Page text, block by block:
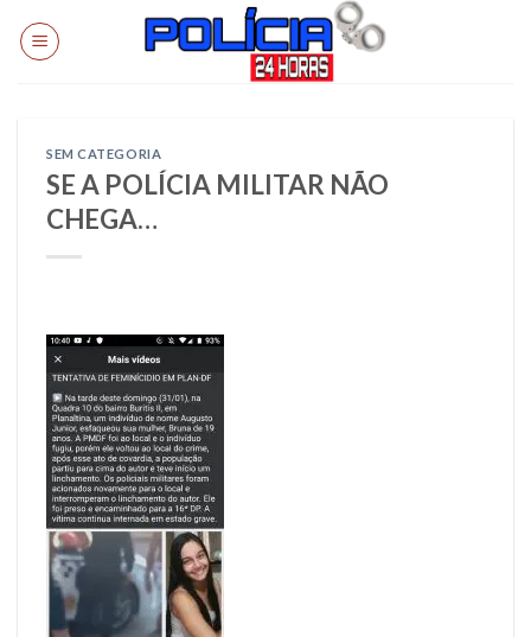
SEM CATEGORIA
SE A POLÍCIA MILITAR NÃO
CHEGA…